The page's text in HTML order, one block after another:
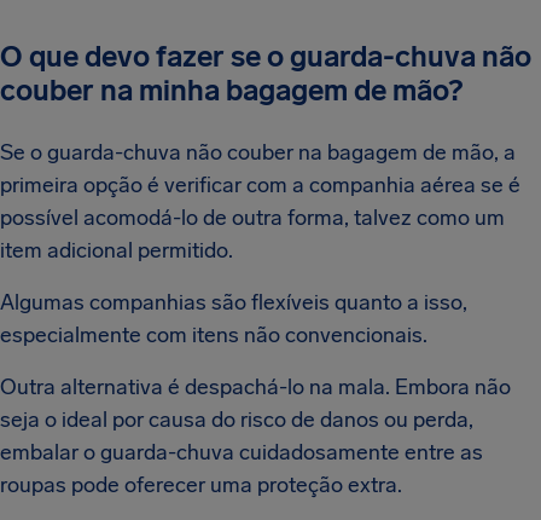
O que devo fazer se o guarda-chuva não
couber na minha bagagem de mão?
Se o guarda-chuva não couber na bagagem de mão, a
primeira opção é verificar com a companhia aérea se é
possível acomodá-lo de outra forma, talvez como um
item adicional permitido.
Algumas companhias são flexíveis quanto a isso,
especialmente com itens não convencionais.
Outra alternativa é despachá-lo na mala. Embora não
seja o ideal por causa do risco de danos ou perda,
embalar o guarda-chuva cuidadosamente entre as
roupas pode oferecer uma proteção extra.